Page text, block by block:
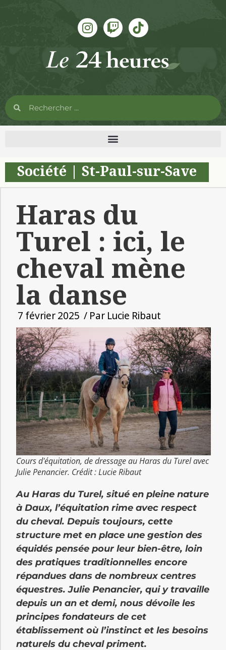
Société St-Paul-sur-Save
Haras du
Turel : ici, le
cheval mène
la danse
7 février 2025 / Par Lucie Ribaut
Cours d'équitation, de dressage au Haras du Turel avec
Julie Penancier. Crédit : Lucie Ribaut
Au Haras du Turel, situé en pleine nature
à Daux, l’équitation rime avec respect
du cheval. Depuis toujours, cette
structure met en place une gestion des
équidés pensée pour leur bien-être, loin
des pratiques traditionnelles encore
répandues dans de nombreux centres
équestres. Julie Penancier, qui y travaille
depuis un an et demi, nous dévoile les
principes fondateurs de cet
établissement où l’instinct et les besoins
naturels du cheval priment.